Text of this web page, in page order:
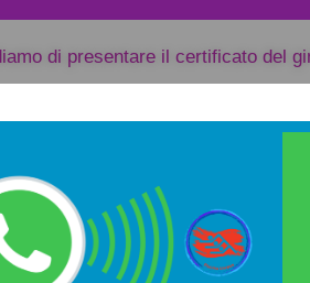
di presentare il certificato del
inizio della gravidanza fino alla